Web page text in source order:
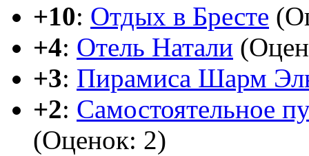
+10: Отдых в Бресте
+4: Отель Натали
+3: Пирамиса Шарм
+2: Самостоятельное
(Оценок: 2)